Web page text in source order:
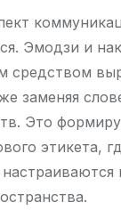
Эмодзи и
средством
заменяя
Это
этикета,